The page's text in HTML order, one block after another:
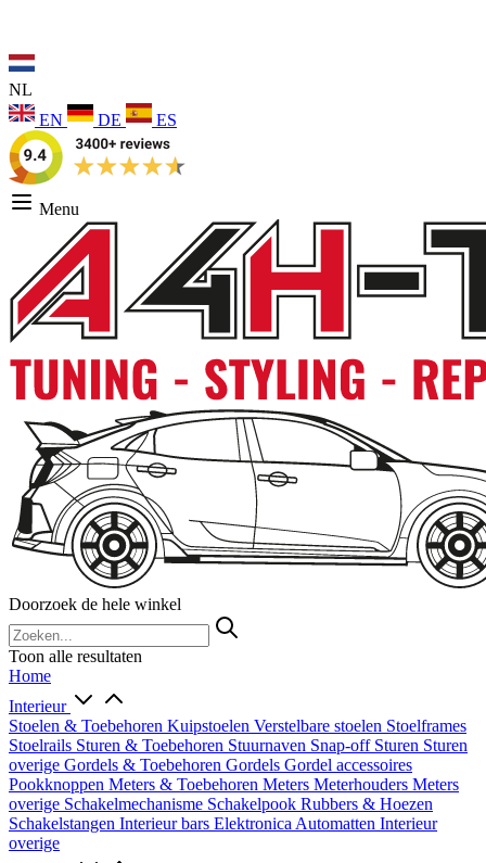
NL
EN
DE ES
Menu
Doorzoek de hele winkel
Toon alle resultaten
Home
Interieur
Stoelen & Toebehoren Kuipstoelen Verstelbare stoelen Stoelframes
Stoelrails Sturen & Toebehoren Stuurnaven Snap-off Sturen Sturen
overige Gordels & Toebehoren Gordels Gordel accessoires
Pookknoppen Meters & Toebehoren Meters Meterhouders Meters
overige Schakelmechanisme Schakelpook Rubbers & Hoezen
Schakelstangen Interieur bars Elektronica Automatten Interieur
overige